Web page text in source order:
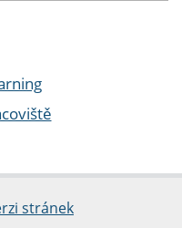
stránek